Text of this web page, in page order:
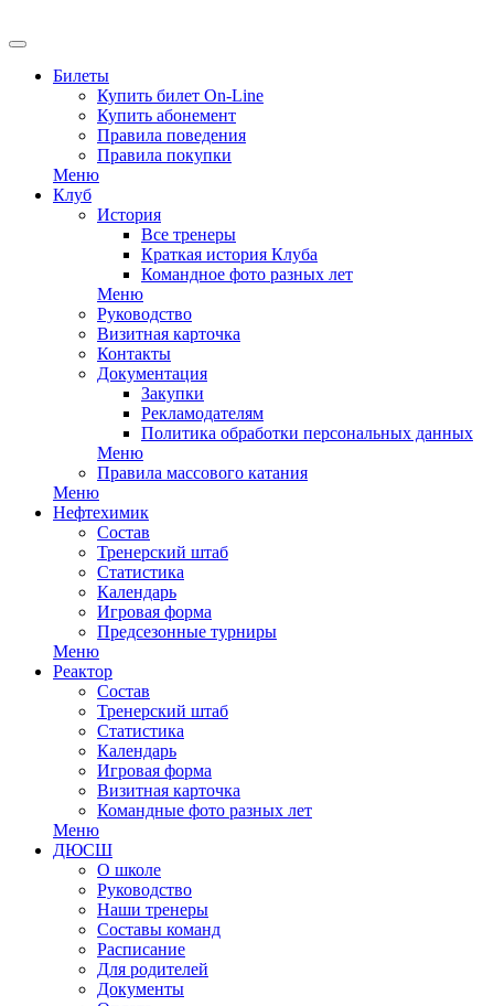
Билеты
Купить билет On-Line
Купить абонемент
Правила поведения
Правила покупки
Меню
Клуб
История
Все тренеры
Краткая история Клуба
Командное фото разных лет
Меню
Руководство
Визитная карточка
Контакты
Документация
Закупки
Рекламодателям
Политика обработки персональных данных
Меню
Правила массового катания
Меню
Нефтехимик
Состав
Тренерский штаб
Статистика
Календарь
Игровая форма
Предсезонные турниры
Меню
Реактор
Состав
Тренерский штаб
Статистика
Календарь
Игровая форма
Визитная карточка
Командные фото разных лет
Меню
ДЮСШ
О школе
Руководство
Наши тренеры
Составы команд
Расписание
Для родителей
Документы